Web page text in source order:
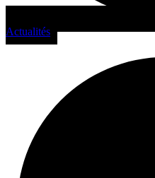
Actualités